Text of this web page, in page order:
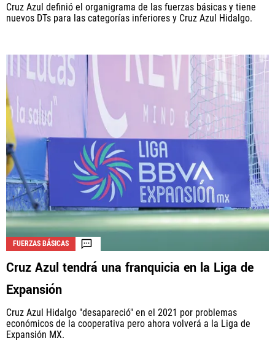
Cruz Azul definió el organigrama de las fuerzas básicas y tiene
nuevos DTs para las categorías inferiores y Cruz Azul Hidalgo.
FUERZAS BÁSICAS
Cruz Azul tendrá una franquicia en la Liga de
Expansión
Cruz Azul Hidalgo "desapareció" en el 2021 por problemas
económicos de la cooperativa pero ahora volverá a la Liga de
Expansión MX.